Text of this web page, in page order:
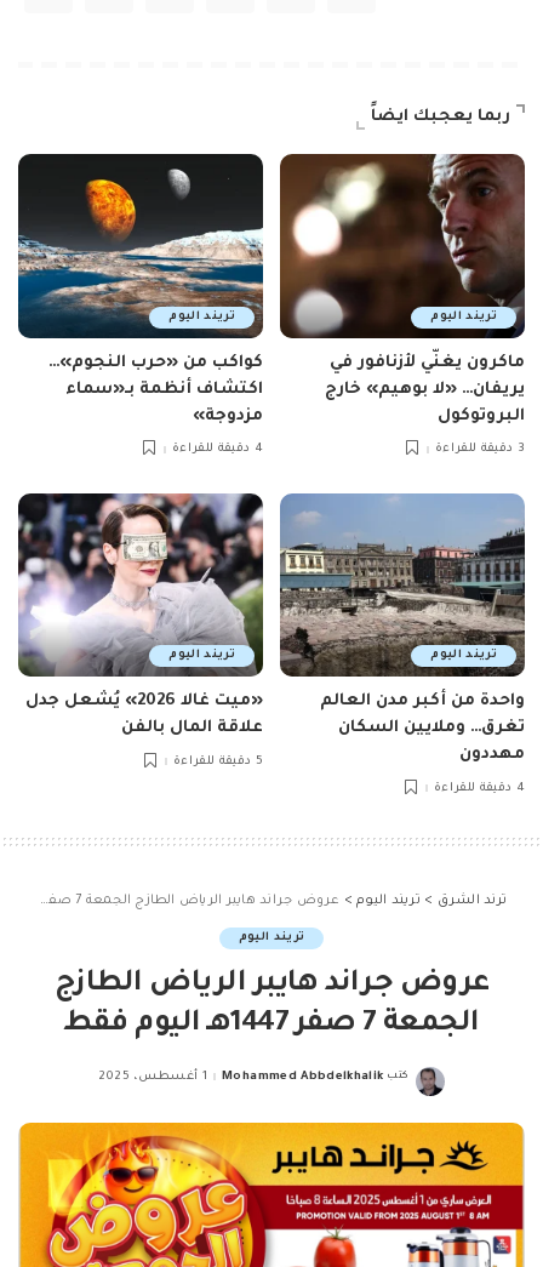
ربما يعجبك ايضاً
تريند اليوم
ماكرون يغنّي لأزنافور في
يريفان… «لا بوهيم» خارج
البروتوكول
3 دقيقة للقراءة
تريند اليوم
كواكب من «حرب النجوم»…
اكتشاف أنظمة بـ«سماء
مزدوجة»
4 دقيقة للقراءة
تريند اليوم
واحدة من أكبر مدن العالم
تغرق… وملايين السكان
مهددون
4 دقيقة للقراءة
تريند اليوم
«ميت غالا 2026» يُشعل جدل
علاقة المال بالفن
5 دقيقة للقراءة
ترند الشرق > تريند اليوم> عروض جراند هايبر الرياض الطازج الجمعة 7 صفر 1447هـ اليوم فقط
تريند اليوم
عروض جراند هايبر الرياض الطازج
الجمعة 7 صفر 1447هـ اليوم فقط
Posted
كتب Mohammed Abbdelkhalik 1 أغسطس، 2025